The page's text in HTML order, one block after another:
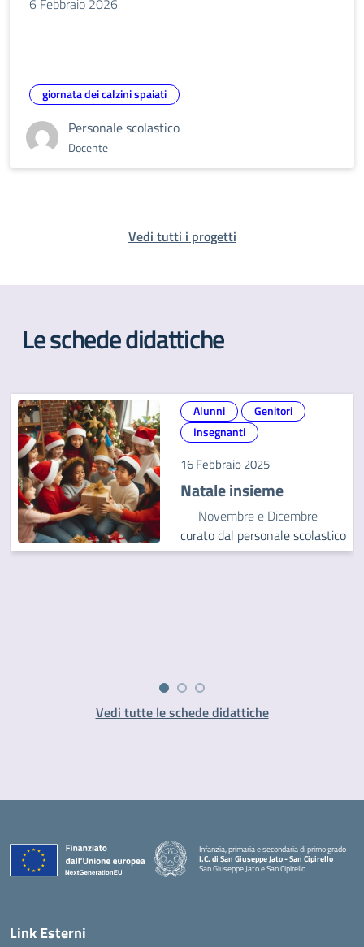
6 Febbraio 2026
giornata dei calzini spaiati
Personale scolastico
Docente
Vedi tutti i progetti
Le schede didattiche
Alunni
Genitori
Insegnanti
16 Febbraio 2025
Natale insieme
Novembre e Dicembre
curato dal personale scolastico
Vedi tutte le schede didattiche
Infanzia, primaria e secondaria di primo grado
I.C. di San Giuseppe Jato - San Cipirello
San Giuseppe Jato e San Cipirello
Link Esterni